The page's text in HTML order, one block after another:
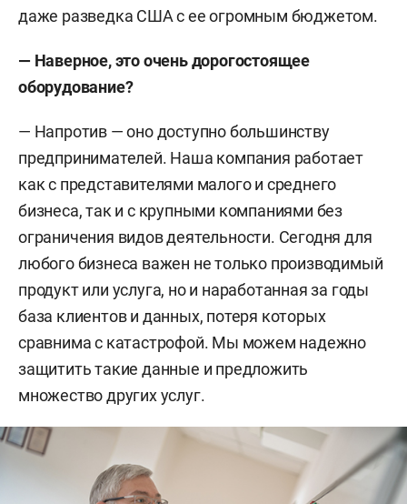
даже разведка США с ее огромным бюджетом.
— Наверное, это очень дорогостоящее
оборудование?
— Напротив — оно доступно большинству
предпринимателей. Наша компания работает
как с представителями малого и среднего
бизнеса, так и с крупными компаниями без
ограничения видов деятельности. Сегодня для
любого бизнеса важен не только производимый
продукт или услуга, но и наработанная за годы
база клиентов и данных, потеря которых
сравнима с катастрофой. Мы можем надежно
защитить такие данные и предложить
множество других услуг.